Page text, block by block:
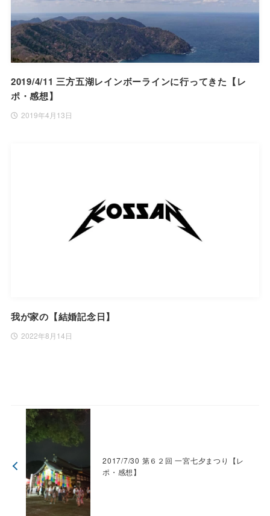
2019/4/11 三方五湖レインボーラインに行ってきた【レ
ポ・感想】
2019年4月13日
我が家の【結婚記念日】
2022年8月14日
2017/7/30 第６２回 一宮七夕まつり【レ
ポ・感想】